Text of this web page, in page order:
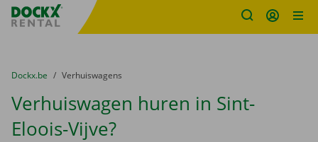
Fratello DEMO
U bevindt zich hier:
van
Dockx.be naar
Verhuiswagens
Verhuiswagen huren in Sint-
Eloois-Vijve?